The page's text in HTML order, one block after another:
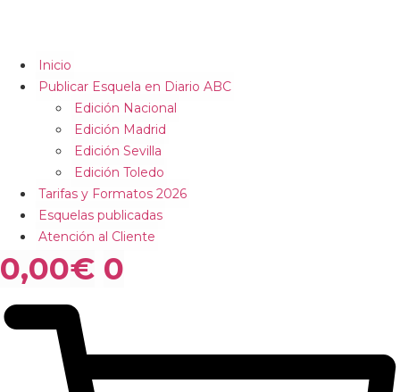
Inicio
Publicar Esquela en Diario ABC
Edición Nacional
Edición Madrid
Edición Sevilla
Edición Toledo
Tarifas y Formatos 2026
Esquelas publicadas
Atención al Cliente
0,00€ 0